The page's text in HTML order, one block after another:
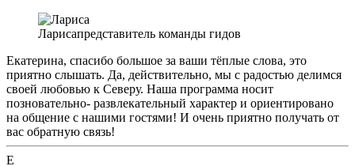
Ларисапредставитель команды гидов
Екатерина, спасибо большое за ваши тёплые слова, это
приятно слышать. Да, действительно, мы с радостью делимся
своей любовью к Северу. Наша программа носит
позновательно- развлекательный характер и ориентировано
на общение с нашими гостями! И очень приятно получать от
вас обратную связь!
Е